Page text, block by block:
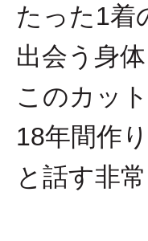
たった1着
出会う身
このカッ
18年間作
と話す非